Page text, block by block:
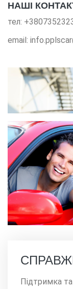
НАШІ
тел:
email:
Підтримка та